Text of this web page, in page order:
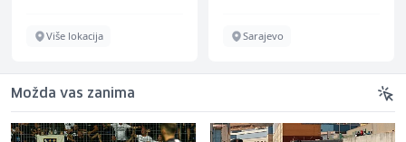
Više lokacija Sarajevo
Možda vas zanima